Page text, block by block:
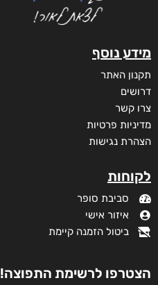
מידע נוסף
תקנון האתר
דרושים
צרו קשר
מדיניות פרטיות
הצהרת נגישות
לקוחות
סביבת סופר
איזור אישי
ביטול הזמנה קיימת
הצטרפו לרשימת התפוצה!